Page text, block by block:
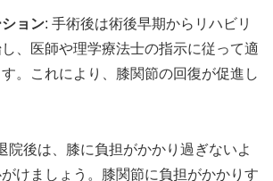
ョン: 手術後は術後早期からリハビリ
、医師や理学療法士の指示に従って適
。これにより、膝関節の回復が促進し
院後は、膝に負担がかかり過ぎないよ
けましょう。膝関節に負担がかかりす